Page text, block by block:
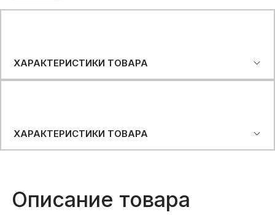
ХАРАКТЕРИСТИКИ ТОВАРА
ХАРАКТЕРИСТИКИ ТОВАРА
Описание товара